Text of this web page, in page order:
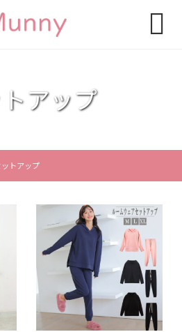

アップ
トアップ